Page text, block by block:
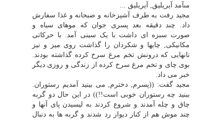
مىآمد آیریلیق, آیریلیق ...
مجید رفت به طرف آشپزخانه و صبحانه و غذا سفارش
داد. چند دقیقه بعد پسرى جوان که موهاى سیاه و
صورت سبزه اى داشت با یک سینى آمد. با حرکاتى
مکانیکى, چایها و شکردان را گذاشت روى میز و نیز
نانهایى که درونش تخم مرغ سرخ کرده گذاشته بودند.
بوى چاى و تخم مرغ سرخ کرده از زندگى و روزى دیگر
خبر مى داد.
مجید گفت: ((پسرم, دخترم, مى بینید آمدیم رستوران.
ببنید چه رستوران خوبى است!!)) در این حال دو گربه
چاق و چله آمدند و شروع کردند به لیسیدن پاى آنها و
چند موش هم از کنار دیوار رد شدند و گربه ها به دنبال